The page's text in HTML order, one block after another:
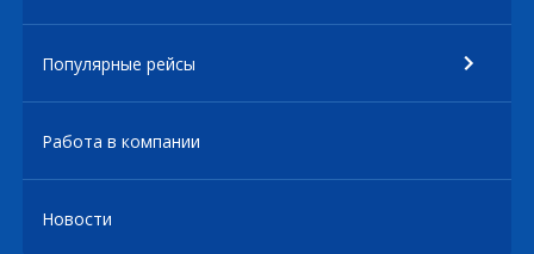
Популярные рейсы
Работа в компании
Новости